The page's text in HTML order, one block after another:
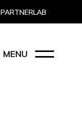
PARTNERLAB
MENU